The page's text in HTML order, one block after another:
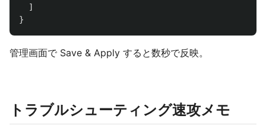
]
}
管理画面で Save & Apply すると数秒で反映。
トラブルシューティング速攻メモ